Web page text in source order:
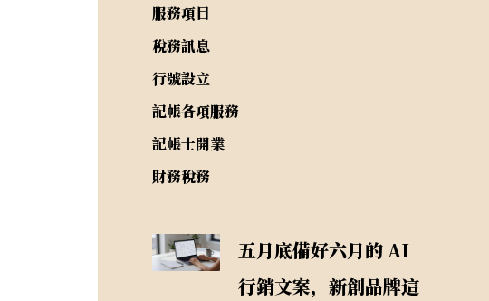
服務項目
稅務訊息
行號設立
記帳各項服務
記帳士開業
財務稅務
五月底備好六月的 AI
行銷文案，新創品牌這